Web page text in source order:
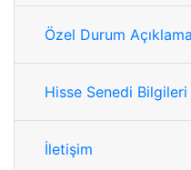
Özel Durum
Hisse Senedi Bilgileri
İletişim